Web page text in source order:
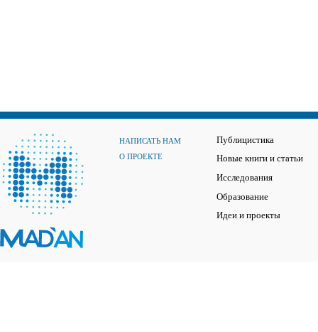
НАПИСАТЬ НАМ
О ПРОЕКТЕ
Публицистика
Новые книги и статьи
Исследования
Образование
Идеи и проекты